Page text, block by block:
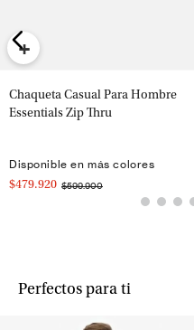
+
Chaqueta Casual Para Hombre
Essentials Zip Thru
Disponible en más colores
$479.920 $599.900
Perfectos para ti